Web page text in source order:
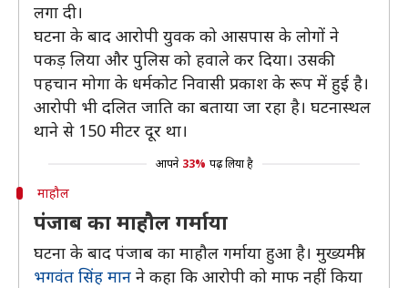
लगा दी।
घटना के बाद आरोपी युवक को आसपास के लोगों ने
पकड़ लिया और पुलिस को हवाले कर दिया। उसकी
पहचान मोगा के धर्मकोट निवासी प्रकाश के रूप में हुई है।
आरोपी भी दलित जाति का बताया जा रहा है। घटनास्थल
थाने से 150 मीटर दूर था।
आपने 33% पढ़ लिया है
माहौल
पंजाब का माहौल गर्माया
घटना के बाद पंजाब का माहौल गर्माया हुआ है। मुख्यमंत्री
भगवंत सिंह मान ने कहा कि आरोपी को माफ नहीं किया